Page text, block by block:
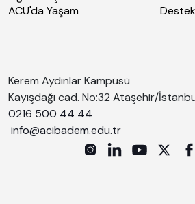
ACU'da Yaşam
Kerem Aydınlar Kampüsü
Kayışdağı cad. No:32 Ataşehir/
0216 500 44 44
info@acibadem.edu.tr